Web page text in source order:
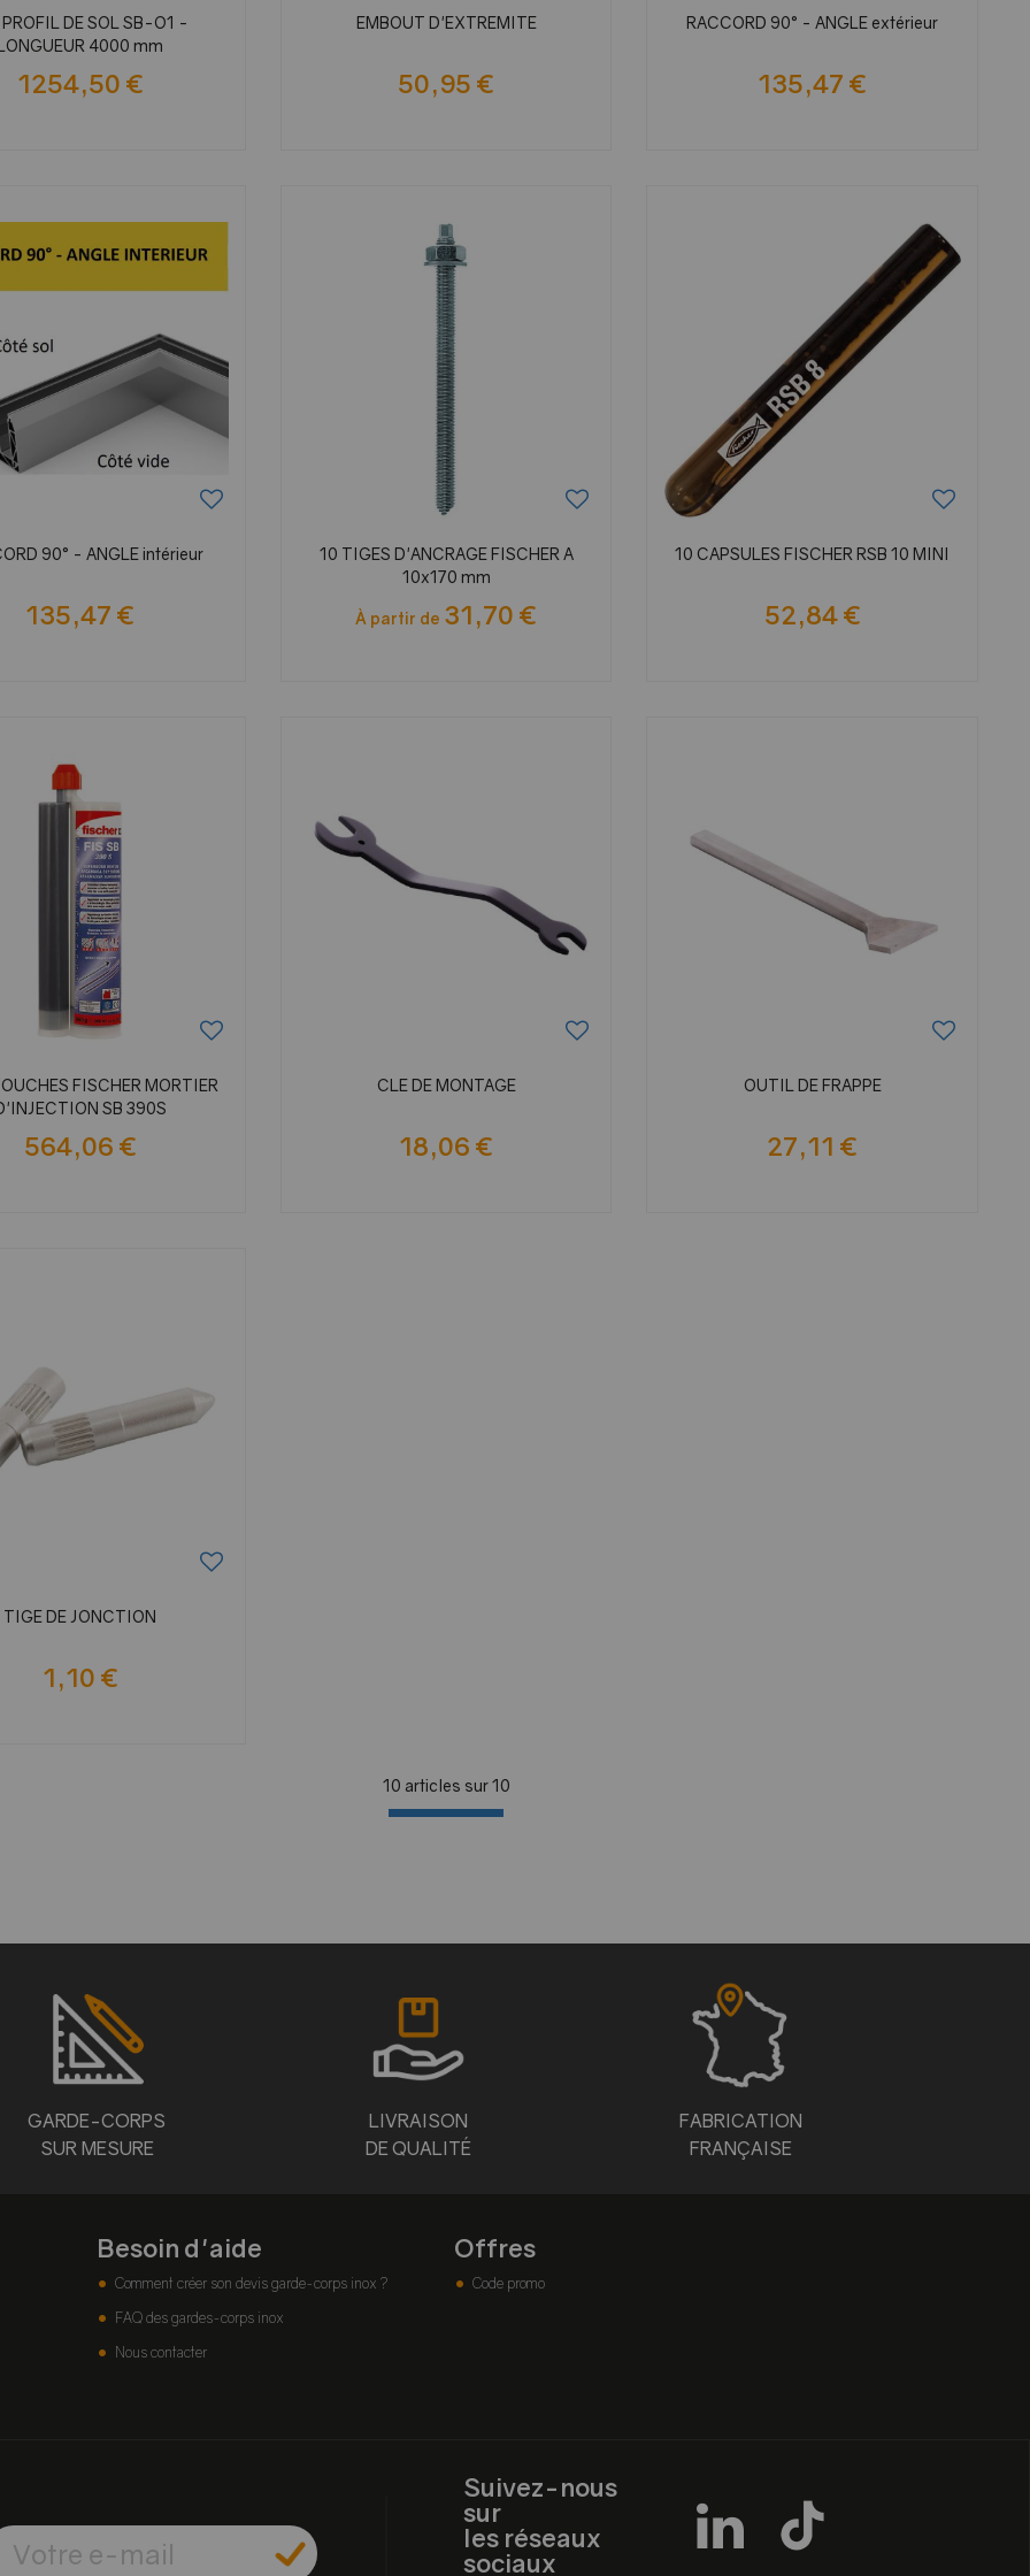
DE SOL SB-O1 -
4000 mm
1254,50 €
EMBOUT D'EXTREMITE
50,95 €
RACCORD 90° - ANGLE extérieur
135,47 €
90° - ANGLE intérieur
135,47 €
10 TIGES D'ANCRAGE FISCHER A
10x170 mm
À partir de 31,70 €
10 CAPSULES FISCHER RSB 10 MINI
52,84 €
FISCHER MORTIER
SB 390S
564,06 €
CLE DE MONTAGE
18,06 €
OUTIL DE FRAPPE
27,11 €
TIGE DE JONCTION
1,10 €
10 articles sur10
GARDE-CORPS
SUR MESURE
LIVRAISON
DE QUALITÉ
FABRICATION
FRANÇAISE
Besoin d'aide
Comment créer son devis garde-corps inox ?
FAQ des gardes-corps inox
Nous contacter
Offres
Code promo
Suivez-nous
sur
les réseaux
sociaux